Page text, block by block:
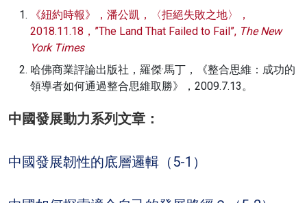
《紐約時報》，潘公凱，〈拒絕失敗之地〉，
2018.11.18，”The Land That Failed to Fail”, The New
York Times
哈佛商業評論出版社，羅傑·馬丁，《整合思維：成功的
領導者如何通過整合思維取勝》，2009.7.13。
中國發展動力系列文章：
中國發展韌性的底層邏輯（5-1）